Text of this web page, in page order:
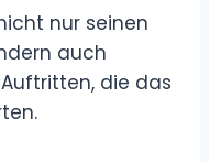
nur seinen
auch
die das